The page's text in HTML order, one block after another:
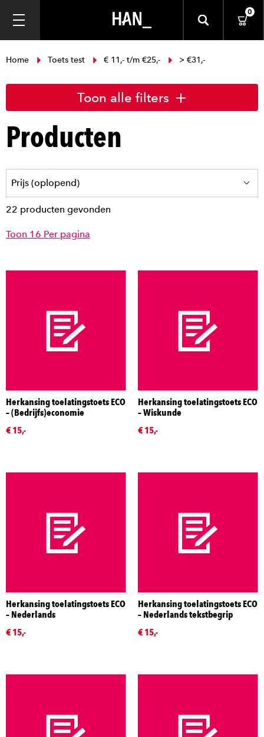
0
Home Toets test € 11,- t/m €25,- > €31,-
Toon alle filters
Producten
22 producten gevonden
Toon 16 Per pagina
Herkansing toelatingstoets ECO
– (Bedrijfs)economie
€ 15,-
Herkansing toelatingstoets ECO
– Wiskunde
€ 15,-
Herkansing toelatingstoets ECO
– Nederlands
€ 15,-
Herkansing toelatingstoets ECO
– Nederlands tekstbegrip
€ 15,-